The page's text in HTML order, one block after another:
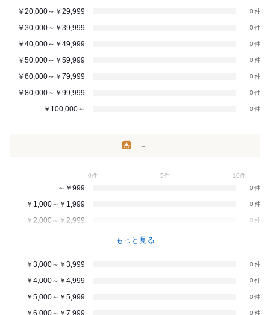
￥20,000～￥29,999 0
￥30,000～￥39,999 0
￥40,000～￥49,999 0
￥50,000～￥59,999 0
￥60,000～￥79,999 0
￥80,000～￥99,999 0
￥100,000～ 0
－
0件 5件 10件
～￥999 0
￥1,000～￥1,999 0
￥2,000～￥2,999 0
もっと見る
￥3,000～￥3,999 0
￥4,000～￥4,999 0
￥5,000～￥5,999 0
￥6,000～￥7,999 0